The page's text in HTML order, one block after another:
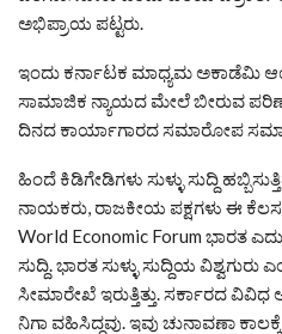
ಅಭಿಪ್ರಾಯ ಪಟ್ಟರು.
ಇಂದು ಕರ್ನಾಟಕ ಮಾಧ್ಯಮ ಅಕಾಡೆಮಿ
ಸಾಮಾಜಿಕ ನ್ಯಾಯದ ಮೇಲೆ ಬೀರುವ
ದಿನದ ಕಾರ್ಯಾಗಾರದ ಸಮಾರೋಪ
ಹಿಂದೆ ಕಿಡಿಗೇಡಿಗಳು ಸುಳ್ಳು ಸುದ್ದಿ
ನಾಯಕರು, ರಾಜಕೀಯ ಪಕ್ಷಗಳು ಈ ಕೆಲಸ
World Economic Forum ಭಾರತ
ಸುದ್ದಿ. ಭಾರತ ಸುಳ್ಳು ಸುದ್ದಿಯ
ಸೀಮಾರೇಖೆ ಇರುತ್ತಿತ್ತು. ಸರ್ಕಾರದ ವಿವಿಧ
ನಿಗಾ ವಹಿಸಿದ್ದವು. ಇವು ಚುನಾವಣಾ